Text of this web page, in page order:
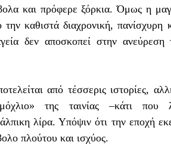
και πρόφερε ξόρκια. Όμως η
καθιστά διαχρονική, πανίσχυρη
δεν αποσκοπεί στην
από τέσσερις ιστορίες,
της ταινίας –κάτι που
λίρα. Υπόψιν ότι την εποχή
πλούτου και ισχύος.